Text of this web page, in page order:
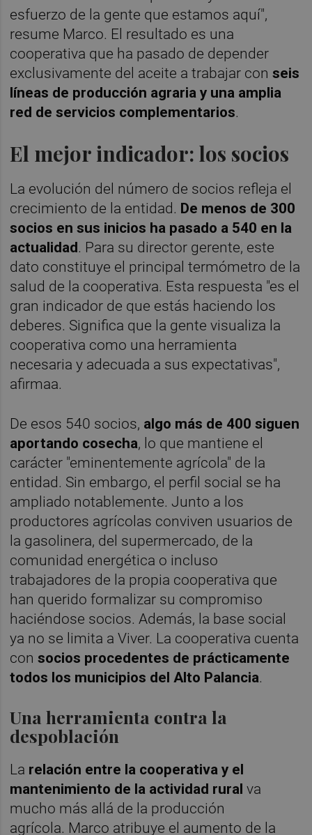
esfuerzo de la gente que estamos aquí",
resume Marco. El resultado es una
cooperativa que ha pasado de depender
exclusivamente del aceite a trabajar conseis
líneas de producción agraria y una amplia
red de servicios complementarios.
El mejor indicador: los socios
La evolución del número de socios refleja el
crecimiento de la entidad. De menos de 300
socios en sus inicios ha pasado a 540 en la
actualidad. Para su director gerente, este
dato constituye el principal termómetro de la
salud de la cooperativa. Esta respuesta "es el
gran indicador de que estás haciendo los
deberes. Significa que la gente visualiza la
cooperativa como una herramienta
necesaria y adecuada a sus expectativas",
afirmaa.
De esos 540 socios, algo más de 400 siguen
aportando cosecha, lo que mantiene el
carácter "eminentemente agrícola" de la
entidad. Sin embargo, el perfil social se ha
ampliado notablemente. Junto a los
productores agrícolas conviven usuarios de
la gasolinera, del supermercado, de la
comunidad energética o incluso
trabajadores de la propia cooperativa que
han querido formalizar su compromiso
haciéndose socios. Además, la base social
ya no se limita a Viver. La cooperativa cuenta
consocios procedentes de prácticamente
todos los municipios del Alto Palancia.
Una herramienta contra la
despoblación
La relación entre la cooperativa y el
mantenimiento de la actividad rural va
mucho más allá de la producción
agrícola. Marco atribuye el aumento de la